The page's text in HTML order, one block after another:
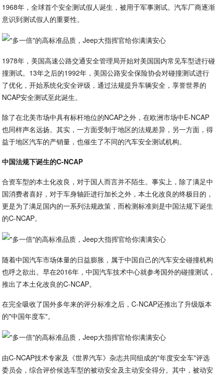
1968年，全球首个安全测试假人诞生，被用于军事测试。汽车厂商逐渐
意识到测试假人的重要性。
1978年，美国高速公路交通安全管理局开始对美国国内常见车型进行碰
撞测试。13年之后的1992年，美国公路安全保险协会对碰撞测试进行
了优化，开始系统化安全评级，通过法规提升车辆安全，享誉世界的
NCAP安全测试至此诞生。
除了在北美市场中具有标杆地位的NCAP之外，在欧洲市场中E-NCAP
也同样声名远扬。其实，一方面受制于地区的法规差异，另一方面，得
益于地区汽车的产销量，也催生了不同的汽车安全测试机构。
中国法规下诞生的C-NCAP
合资车型的本土化改良，对于国人而言并不陌生。事实上，除了满足中
国消费者喜好，对于车身轴距进行加长之外，本土化改良的终极目的，
更是为了满足国内的一系列法规政策，而检测标准则是中国法规下诞生
的C-NCAP。
随着中国汽车市场体量的日益膨胀，属于中国自己的汽车安全碰撞机构
也呼之欲出。早在2016年，中国汽车技术中心就参考国外的碰撞测试，
推出了本土化改良的C-NCAP。
在完全吸收了国外多年来的评分标准之后，C-NCAP还推出了升级版本
的"中国年度车"。
由C-NCAP技术专家及《世界汽车》杂志共同组成的"年度安全车"评选
委员会，综合评价候选车型的被动安全及主动安全得分。其中，被动安